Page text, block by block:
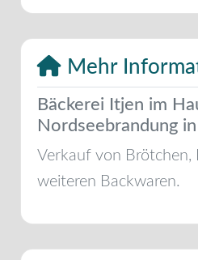
Mehr
Bäckerei Itjen im
Nordseebrandung
Verkauf von Brötchen,
weiteren Backwaren.